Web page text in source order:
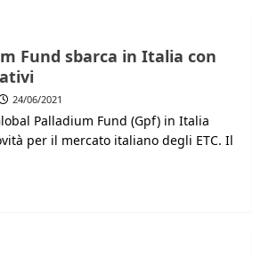
Fund sbarca in Italia con
24/06/2021
Palladium Fund (Gpf) in Italia
per il mercato italiano degli ETC. Il